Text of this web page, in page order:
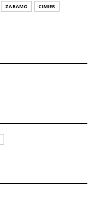
ZARAMO
CIMIER